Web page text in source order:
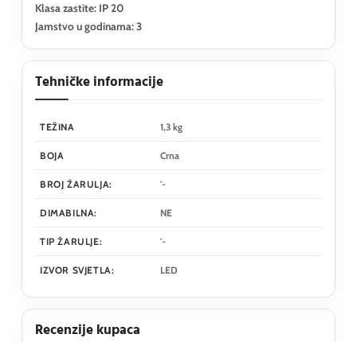
Klasa zastite: IP 20
Jamstvo u godinama: 3
Tehničke informacije
TEŽINA 1,3 kg
BOJA Crna
BROJ ŽARULJA: '-
DIMABILNA: NE
TIP ŽARULJE: '-
IZVOR SVJETLA: LED
Recenzije kupaca